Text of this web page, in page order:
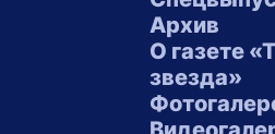
Архив
О газете
звезда»